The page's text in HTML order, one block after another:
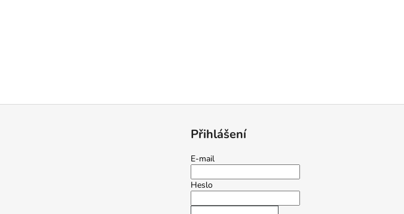
Přihlášení
E-mail
Heslo